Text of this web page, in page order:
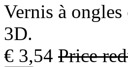
Vernis à
3D.
€ 3,54 Price